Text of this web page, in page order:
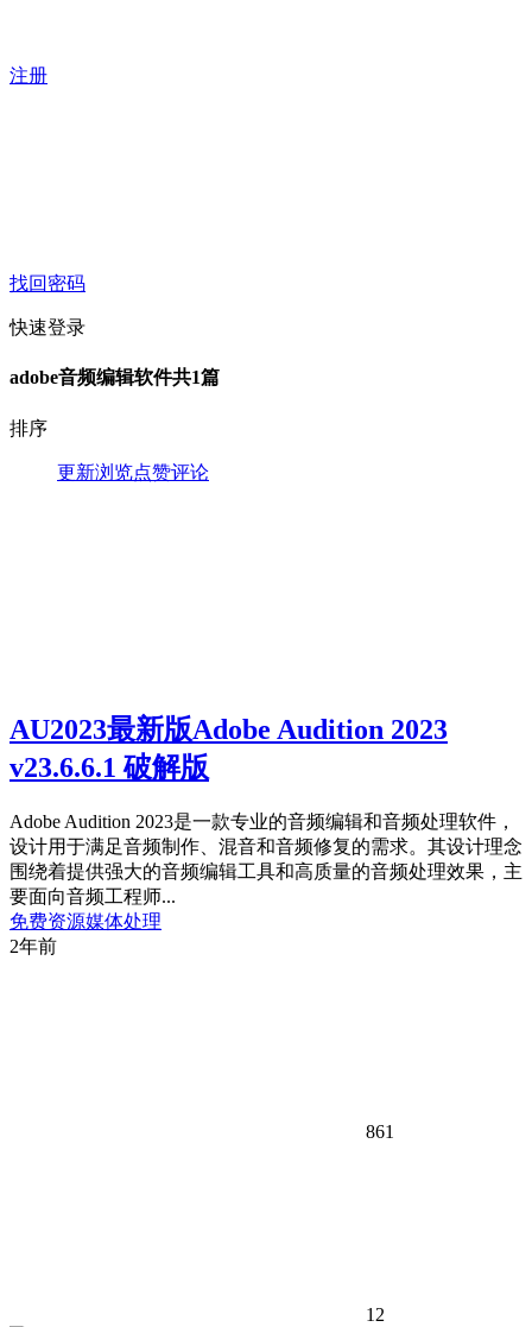
注册
找回密码
快速登录
adobe音频编辑软件共1篇
排序
更新浏览点赞评论
AU2023最新版Adobe Audition 2023
v23.6.6.1 破解版
Adobe Audition 2023是一款专业的音频编辑和音频处理软件，
设计用于满足音频制作、混音和音频修复的需求。其设计理念
围绕着提供强大的音频编辑工具和高质量的音频处理效果，主
要面向音频工程师...
免费资源媒体处理
2年前
861
12